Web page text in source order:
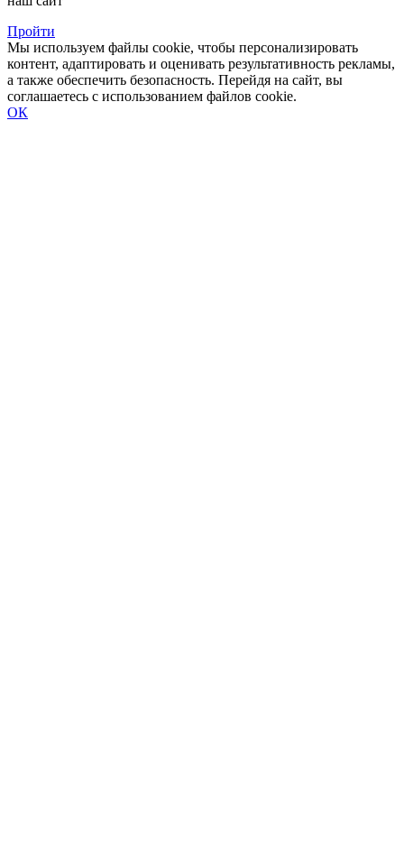
Пройти
Мы используем файлы cookie, чтобы персонализировать
контент, адаптировать и оценивать результативность рекламы,
а также обеспечить безопасность. Перейдя на сайт, вы
соглашаетесь с использованием файлов cookie.
ОК